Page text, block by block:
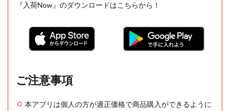
『入荷Now』のダウンロードはこちらから！
ご注意事項
本アプリは個人の方が適正価格で商品購入ができるように